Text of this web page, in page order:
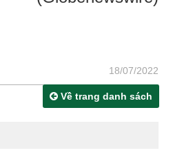
18/07/2022
Về trang danh sách